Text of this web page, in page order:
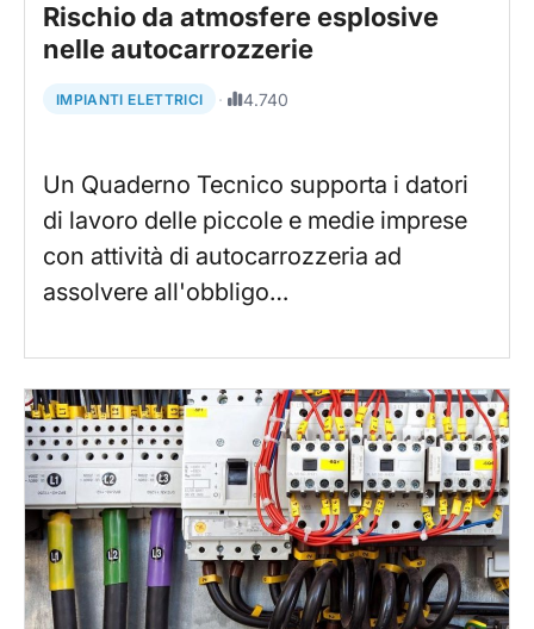
Rischio da atmosfere esplosive
nelle autocarrozzerie
IMPIANTI ELETTRICI · 4.740
Un Quaderno Tecnico supporta i datori
di lavoro delle piccole e medie imprese
con attività di autocarrozzeria ad
assolvere all'obbligo…